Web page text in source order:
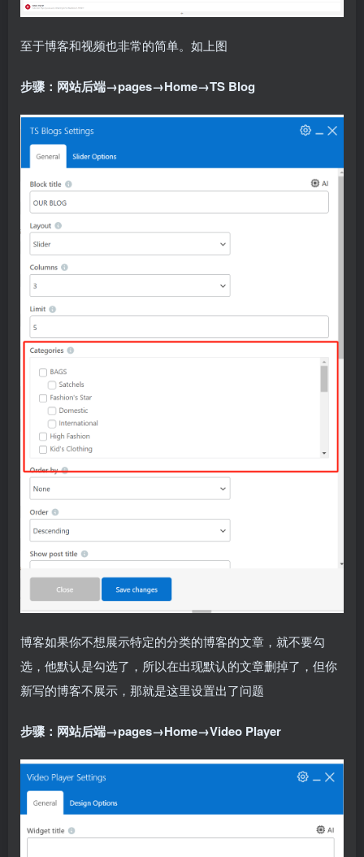
至于博客和视频也非常的简单。如上图
步骤：网站后端→pages→Home→TS Blog
博客如果你不想展示特定的分类的博客的文章，就不要勾
选，他默认是勾选了，所以在出现默认的文章删掉了，但你
新写的博客不展示，那就是这里设置出了问题
步骤：网站后端→pages→Home→Video Player